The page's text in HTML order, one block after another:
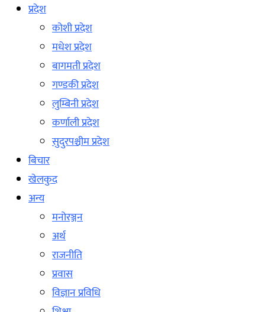
प्रदेश
कोशी प्रदेश
मधेश प्रदेश
बागमती प्रदेश
गण्डकी प्रदेश
लुम्बिनी प्रदेश
कर्णाली प्रदेश
सुदुरपश्चीम प्रदेश
बिचार
खेलकुद
अन्य
मनोरञ्जन
अर्थ
राजनीति
प्रवास
विज्ञान प्रविधि